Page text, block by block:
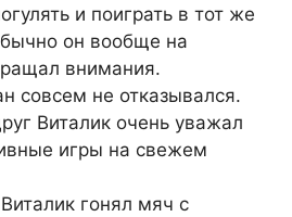
и поиграть в тот же
он вообще на
внимания.
совсем не отказывался.
Виталик очень уважал
игры на свежем
гонял мяч с